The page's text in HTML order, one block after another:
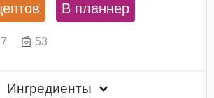
В планнер
7 53
Ингредиенты